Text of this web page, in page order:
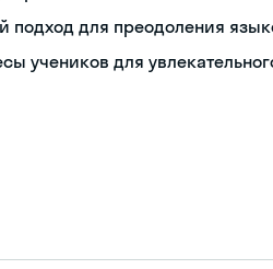
подход для преодоления
учеников для